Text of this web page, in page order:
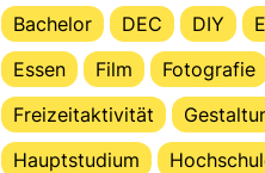
Bachelor
DEC DIY
Essen
Film Fotografie
Freizeitaktivität
Hauptstudium